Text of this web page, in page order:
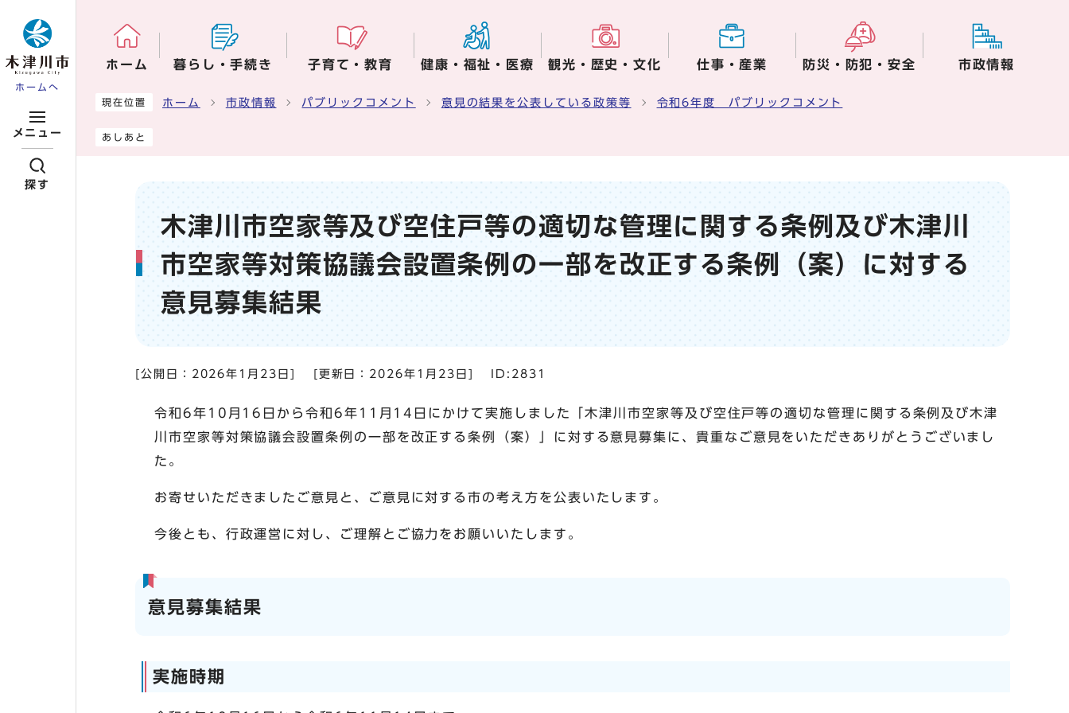
ホームへ
メニュー
探す
ホーム 暮らし・手続き 子育て・教育 健康・福祉・医療 観光・歴史・文化 仕事・産業 防災・防犯・安全 市政情報
ここから本文です
現在位置 ホーム 市政情報 パブリックコメント 意見の結果を公表している政策等 令和6年度 パブリックコメント
あしあと
木津川市空家等及び空住戸等の適切な管理に関する条例及び木津川
市空家等対策協議会設置条例の一部を改正する条例（案）に対する
意見募集結果
[公開日： 2026年1月23日 [更新日： 2026年1月23日 ID:2831
令和6年10月16日から令和6年11月14日にかけて実施しました「木津川市空家等及び空住戸等の適切な管理に関する条例及び木津
川市空家等対策協議会設置条例の一部を改正する条例（案）」に対する意見募集に、貴重なご意見をいただきありがとうございまし
た。
お寄せいただきましたご意見と、ご意見に対する市の考え方を公表いたします。
今後とも、行政運営に対し、ご理解とご協力をお願いいたします。
意見募集結果
実施時期